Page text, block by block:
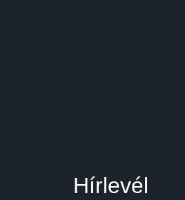
Hírlevél